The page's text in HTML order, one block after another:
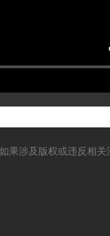
涉及版权或违反相关